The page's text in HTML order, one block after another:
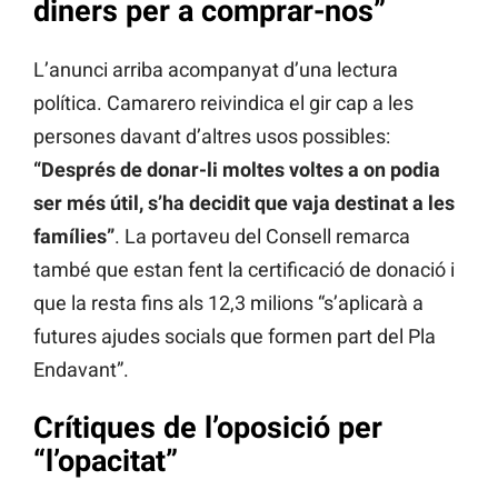
diners per a comprar-nos”
L’anunci arriba acompanyat d’una lectura
política. Camarero reivindica el gir cap a les
persones davant d’altres usos possibles:
“Després de donar-li moltes voltes a on podia
ser més útil, s’ha decidit que vaja destinat a les
famílies”. La portaveu del Consell remarca
també que estan fent la certificació de donació i
que la resta fins als 12,3 milions “s’aplicarà a
futures ajudes socials que formen part del Pla
Endavant”.
Crítiques de l’oposició per
“l’opacitat”